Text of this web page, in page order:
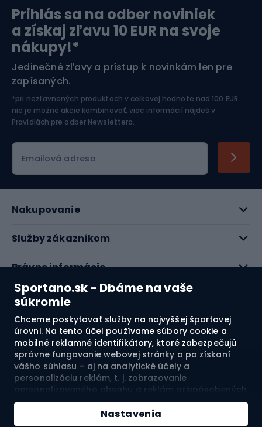
Sportano.sk - Dbáme na vaše
súkromie
Chceme poskytovať služby na najvyššej športovej
úrovni. Na tento účel používame súbory cookie a
mobilné reklamné identifikátory, ktoré zabezpečujú
správne fungovanie webovej stránky a po získaní
vášho súhlasu – aj na analytické účely a
personalizáciu reklám, t. j. zobrazovanie
personalizovaného obsahu a reklám prispôsobených
vašim záujmom a meranie ich účinnosti. Súbory
cookie a mobilné reklamné identifikátory môžu byť
použité ako na personalizované, tak aj na
Nastavenia
Orientačný beh
Lyžovanie
Športová elektronika
Jazdectvo
Prihlás sa na odber noviniek
a získaj zľavu 10 EUR na svoje
nákupy!*
Jedinečné zľavy a prístup k novinkám len pre
zapísaných.
*pri nezľavnených produktoch v celkovej hodnote nad 100 EUR
nie je možné akcie kombinovať, viac informácií nájdeš v
Pravidlách pre odber Newslettera.
Emailová adresa
Nakupovanie
Služby zákazníkom
Právne informácie
O nás
Pozrite si naše recenzie
4.7